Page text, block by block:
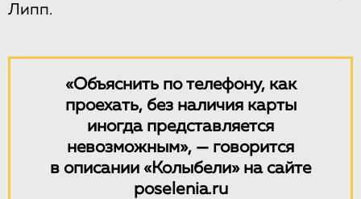
Липп.
«Объяснить по телефону, как
проехать, без наличия карты
иногда представляется
невозможным», — говорится
в описании «Колыбели» на сайте
poselenia.ru